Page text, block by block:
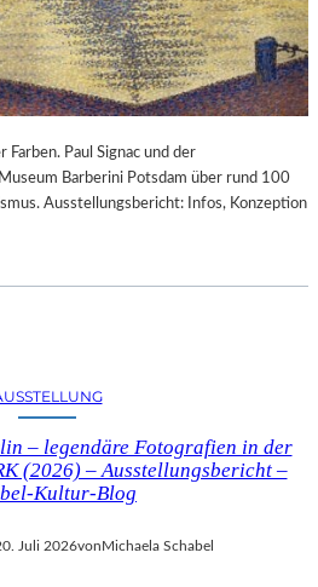
Farben. Paul Signac und der
Barberini Potsdam über rund 100
Ausstellungsbericht: Infos, Konzeption
– legendäre Fotografien in der
(2026) – Ausstellungsbericht –
Kultur-Blog
Juli 2026von Michaela Schabel